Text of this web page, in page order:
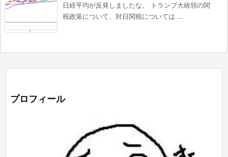
日経平均が反発しましたな。 トランプ大統領の関
税政策について、対日関税については ...
プロフィール